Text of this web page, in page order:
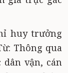
huy trưởng
Thông qua
vận, cán